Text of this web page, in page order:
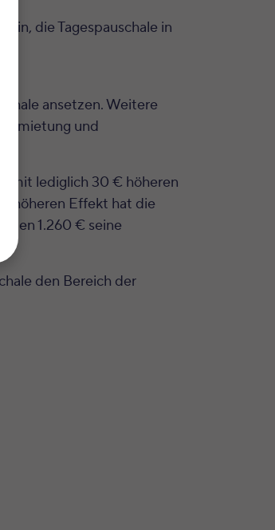
die Tagespauschale in
ansetzen. Weitere
und
mit lediglich 30 € höheren
höheren Effekt hat die
1.260 € seine
den Bereich der